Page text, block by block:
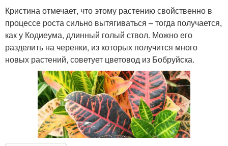
Кристина отмечает, что этому растению свойственно в
процессе роста сильно вытягиваться – тогда получается,
как у Кодиеума, длинный голый ствол. Можно его
разделить на черенки, из которых получится много
новых растений, советует цветовод из Бобруйска.